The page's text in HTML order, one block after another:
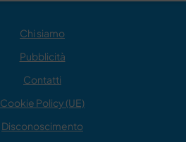
Chi siamo
Pubblicità
Contatti
Cookie Policy (UE)
Disconoscimento